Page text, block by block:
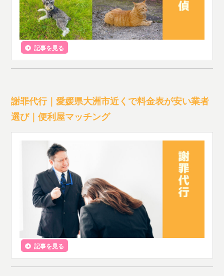
記事を見る
謝罪代行｜愛媛県大洲市近くで料金表が安い業者
選び｜便利屋マッチング
記事を見る